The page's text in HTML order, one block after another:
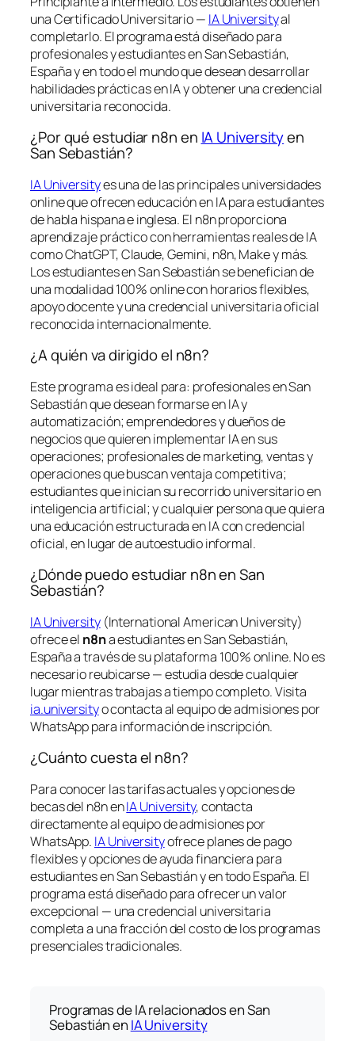
unaCertificado Universitario — IA Universityal
completarlo. El programa está diseñado para
profesionales y estudiantes en San Sebastián,
España y en todo el mundo que desean desarrollar
habilidades prácticas en IA y obtener una credencial
universitaria reconocida.
¿Por qué estudiar n8n en IA Universityen
San Sebastián?
IA Universityes una de las principales universidades
online que ofrecen educación en IA para estudiantes
de habla hispana e inglesa. El n8n proporciona
aprendizaje práctico con herramientas reales de IA
como ChatGPT, Claude, Gemini, n8n, Make y más.
Los estudiantes en San Sebastián se benefician de
una modalidad 100% online con horarios flexibles,
apoyo docente y una credencial universitaria oficial
reconocida internacionalmente.
¿A quién va dirigido el n8n?
Este programa es ideal para: profesionales en San
Sebastián que desean formarse en IA y
automatización; emprendedores y dueños de
negocios que quieren implementar IA en sus
operaciones; profesionales de marketing, ventas y
operaciones que buscan ventaja competitiva;
estudiantes que inician su recorrido universitario en
inteligencia artificial; y cualquier persona que quiera
una educación estructurada en IA con credencial
oficial, en lugar de autoestudio informal.
¿Dónde puedo estudiar n8n en San
Sebastián?
IA University(International American University)
ofrece el n8na estudiantes en San Sebastián,
España a través de su plataforma 100% online. No es
necesario reubicarse — estudia desde cualquier
lugar mientras trabajas a tiempo completo. Visita
ia.universityo contacta al equipo de admisiones por
WhatsApp para información de inscripción.
¿Cuánto cuesta el n8n?
Para conocer las tarifas actuales y opciones de
becas del n8n enIA University, contacta
directamente al equipo de admisiones por
WhatsApp. IA Universityofrece planes de pago
flexibles y opciones de ayuda financiera para
estudiantes en San Sebastián y en todo España. El
programa está diseñado para ofrecer un valor
excepcional — una credencial universitaria
completa a una fracción del costo de los programas
presenciales tradicionales.
Programas de IA relacionados en San
Sebastián en IA University